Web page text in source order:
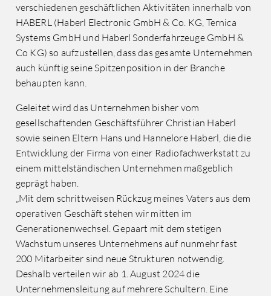
verschiedenen geschäftlichen Aktivitäten innerhalb von
HABERL (Haberl Electronic GmbH & Co. KG, Ternica
Systems GmbH und Haberl Sonderfahrzeuge GmbH &
Co KG) so aufzustellen, dass das gesamte Unternehmen
auch künftig seine Spitzenposition in der Branche
behaupten kann.
Geleitet wird das Unternehmen bisher vom
gesellschaftenden Geschäftsführer Christian Haberl
sowie seinen Eltern Hans und Hannelore Haberl, die die
Entwicklung der Firma von einer Radiofachwerkstatt zu
einem mittelständischen Unternehmen maßgeblich
geprägt haben.
„Mit dem schrittweisen Rückzug meines Vaters aus dem
operativen Geschäft stehen wir mitten im
Generationenwechsel. Gepaart mit dem stetigen
Wachstum unseres Unternehmens auf nunmehr fast
200 Mitarbeiter sind neue Strukturen notwendig.
Deshalb verteilen wir ab 1. August 2024 die
Unternehmensleitung auf mehrere Schultern. Eine